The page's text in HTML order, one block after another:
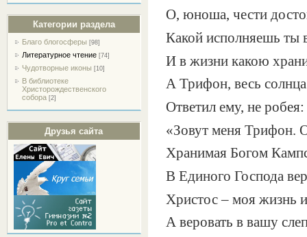
Категории раздела
Благо блогосферы [98]
Литературное чтение [74]
Чудотворные иконы [10]
В библиотеке
Христорождественского
собора [2]
Друзья сайта
О, юноша, чести
Какой исполняешь ты
И в жизни какою
А Трифон, весь солнца
Ответил ему, не робея:
«Зовут меня Трифон.
Хранимая Богом
В Единого Господа
Христос – моя жизнь
А веровать в вашу